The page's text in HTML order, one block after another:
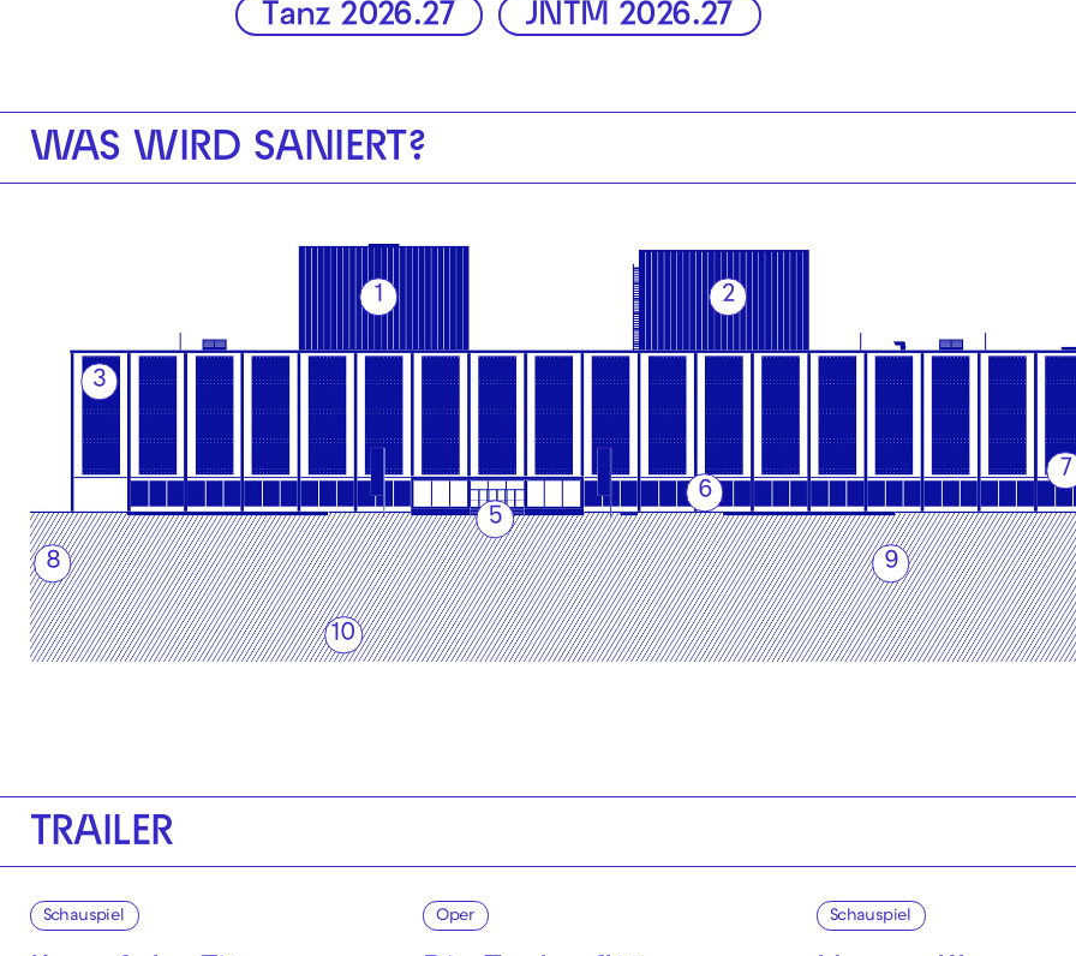
Tanz 2026.27
JNTM 2026.27
WAS WIRD SANIERT?
1 2
3
5
6
7
8 9
10
TRAILER
Schauspiel Oper Schauspiel